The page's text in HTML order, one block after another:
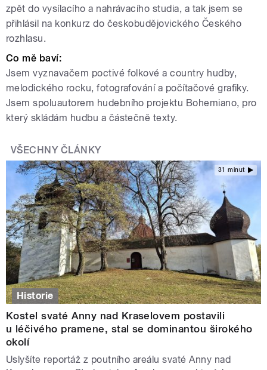
zpět do vysílacího a nahrávacího studia, a tak jsem se
přihlásil na konkurz do českobudějovického Českého
rozhlasu.
Co mě baví:
Jsem vyznavačem poctivé folkové a country hudby,
melodického rocku, fotografování a počítačové grafiky.
Jsem spoluautorem hudebního projektu Bohemiano, pro
který skládám hudbu a částečně texty.
VŠECHNY ČLÁNKY
31 minut
Historie
Kostel svaté Anny nad Kraselovem postavili
u léčivého pramene, stal se dominantou širokého
okolí
Uslyšíte reportáž z poutního areálu svaté Anny nad